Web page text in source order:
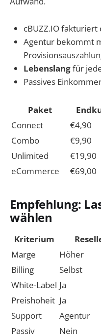
cBUZZ.IO
Agentur bekommt
Lebenslangfür
Passives
Paket
Connect
€4,90
Combo
€9,90
Unlimited
€19,90
eCommerce
€69,00
Empfehlung:
wählen
Kriterium
Marge
Höher
Billing
Selbst
White-Label Ja
Preishoheit Ja
Support
Agentur
Passiv
Nein